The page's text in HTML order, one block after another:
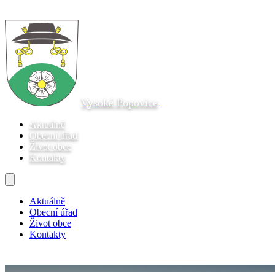
Vysoké Popovice
Aktuálně
Obecní úřad
Život obce
Kontakty
Aktuálně
Obecní úřad
Život obce
Kontakty